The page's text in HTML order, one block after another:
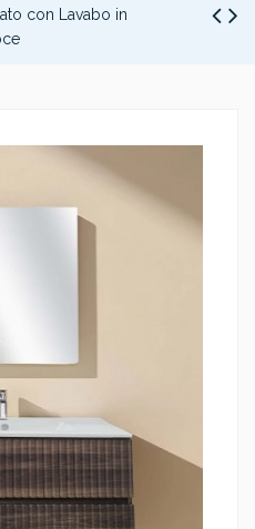
con Lavabo in